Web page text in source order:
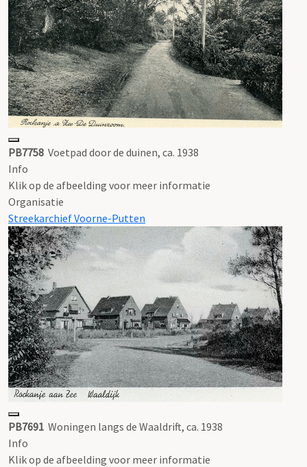
PB7758 Voetpad door de duinen, ca. 1938
Info
Klik op de afbeelding voor meer informatie
Organisatie
Streekarchief Voorne-Putten
PB7691 Woningen langs de Waaldrift, ca. 1938
Info
Klik op de afbeelding voor meer informatie